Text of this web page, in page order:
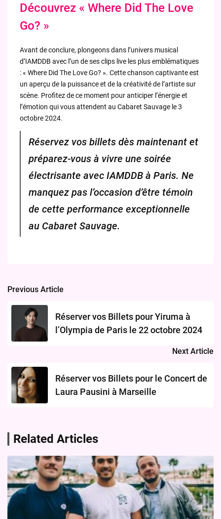
Découvrez « Where Did The Love
Go? »
Avant de conclure, plongeons dans l’univers musical
d’IAMDDB avec l’un de ses clips live les plus emblématiques
: « Where Did The Love Go? ». Cette chanson captivante est
un aperçu de la puissance et de la créativité de l’artiste sur
scène. Profitez de ce moment pour anticiper l’énergie et
l’émotion qui vous attendent au Cabaret Sauvage le 3
octobre 2024.
Réservez vos billets dès maintenant et
préparez-vous à vivre une soirée
électrisante avec IAMDDB à Paris. Ne
manquez pas l’occasion d’être témoin
de cette performance exceptionnelle
au Cabaret Sauvage.
Post
navigation
Previous Article
Réserver vos Billets pour Yiruma à
l’Olympia de Paris le 22 octobre 2024
Next Article
Réserver vos Billets pour le Concert de
Laura Pausini à Marseille
Related Articles